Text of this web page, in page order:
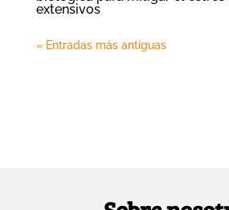
extensivos
« Entradas más antiguas